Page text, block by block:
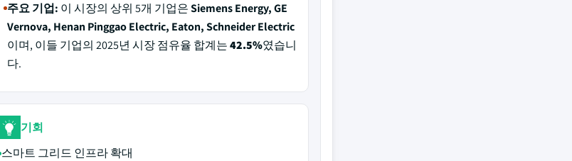
주요 기업: 이 시장의 상위 5개 기업은Siemens Energy, GE
Vernova, Henan Pinggao Electric, Eaton, Schneider Electric
이며, 이들 기업의 2025년 시장 점유율 합계는42.5%였습니
다.
기회
스마트 그리드 인프라 확대